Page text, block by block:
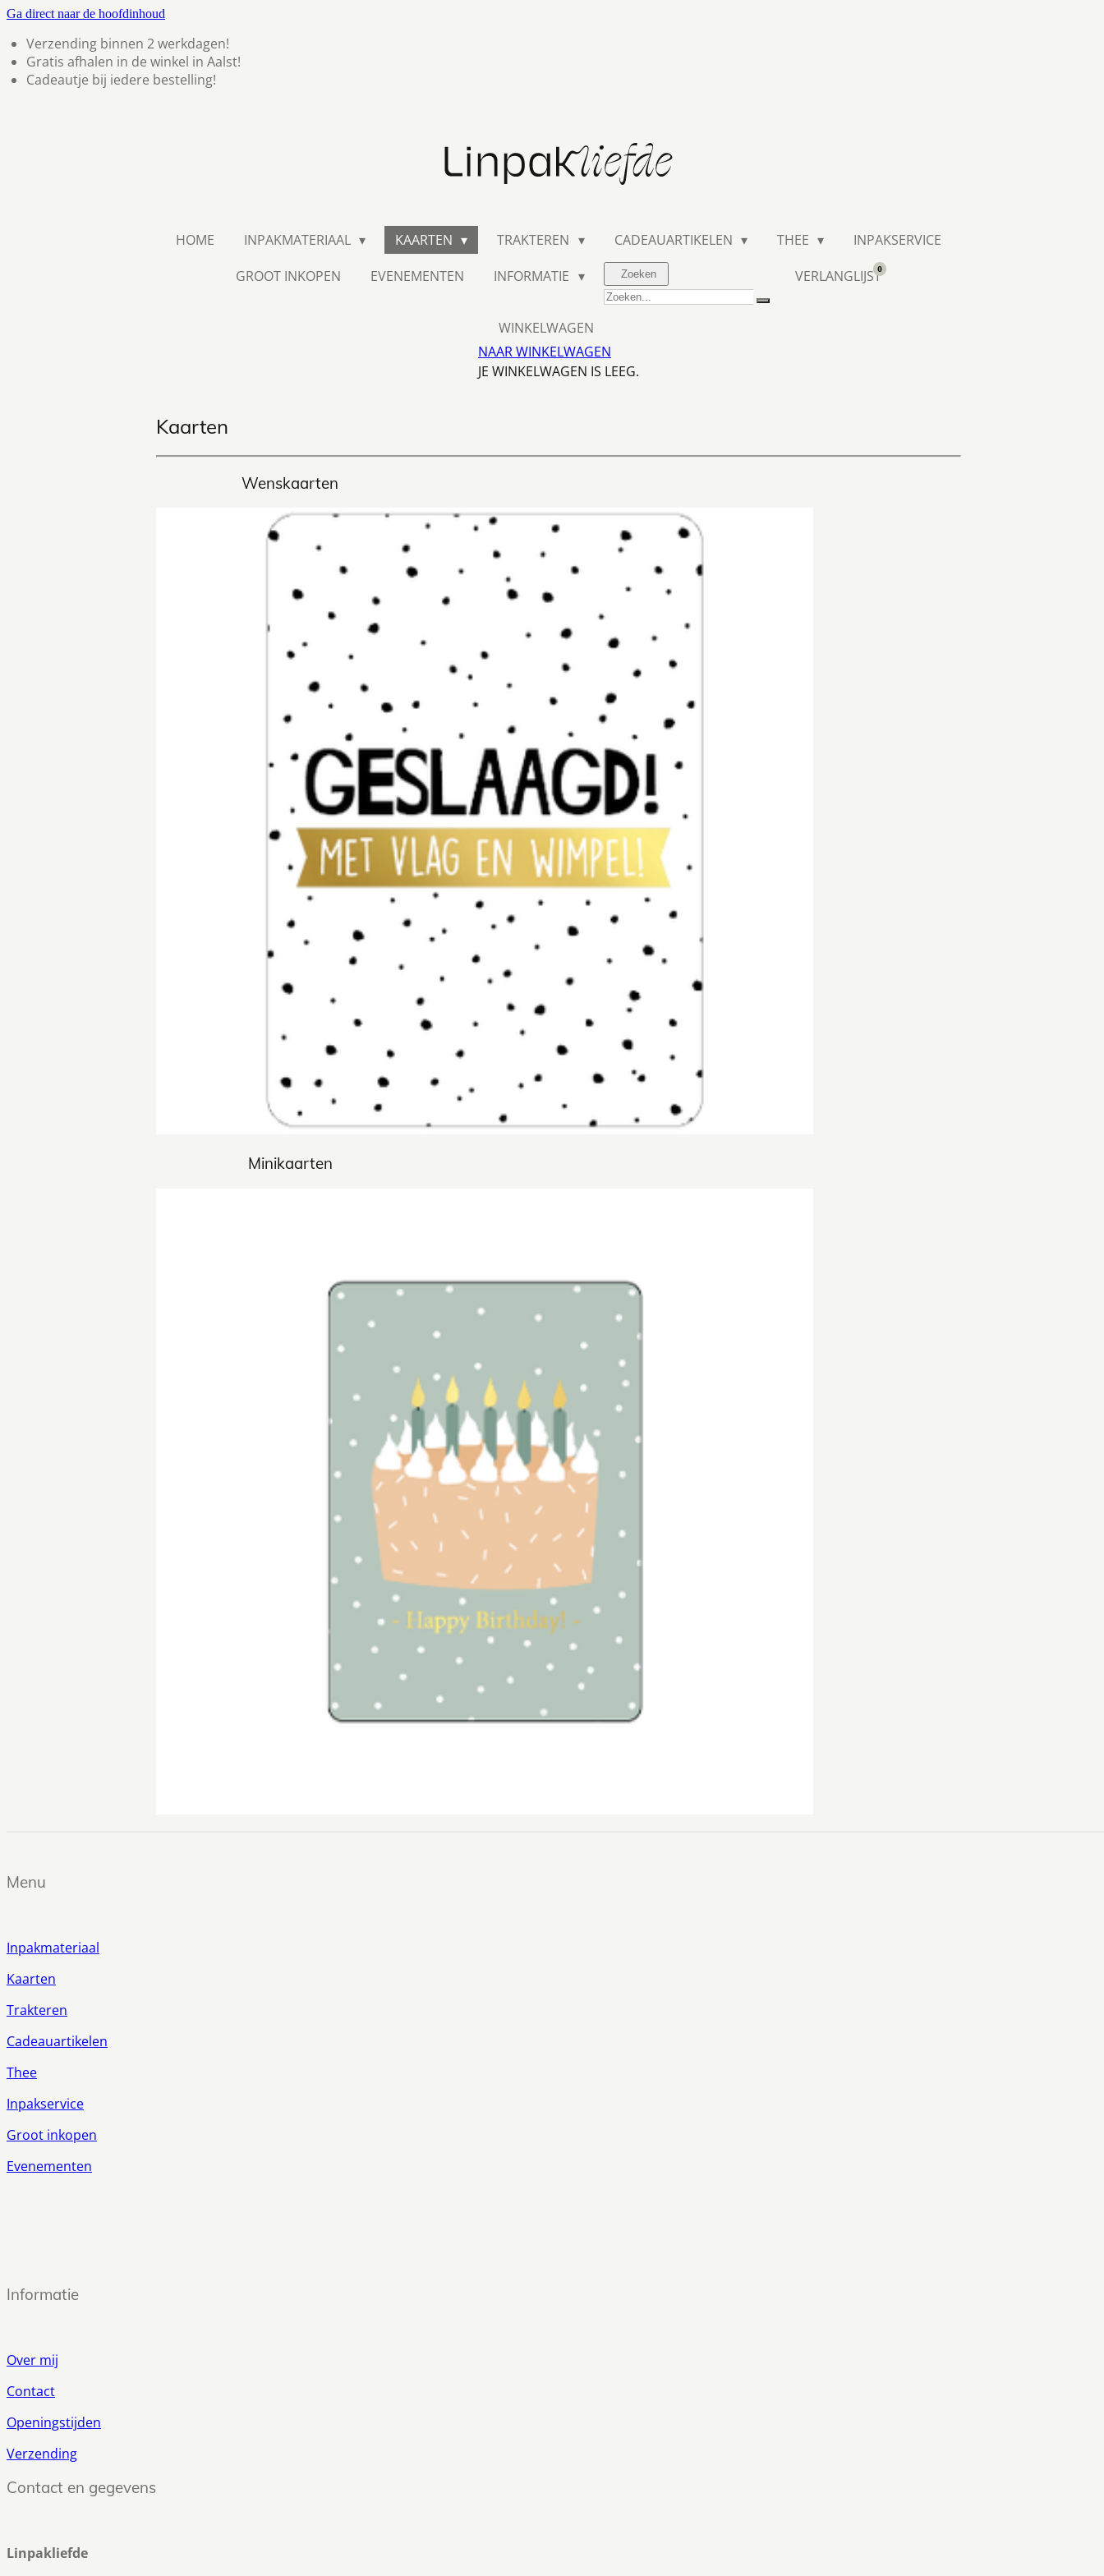
Ga direct naar de hoofdinhoud
Verzending binnen 2 werkdagen!
Gratis afhalen in de winkel in Aalst!
Cadeautje bij iedere bestelling!
HOME INPAKMATERIAAL KAARTEN TRAKTEREN CADEAUARTIKELEN THEE
INPAKSERVICE
GROOT INKOPEN
EVENEMENTEN INFORMATIE Zoeken 0
VERLANGLIJST
WINKELWAGEN
NAAR WINKELWAGEN
JE WINKELWAGEN IS LEEG.
Kaarten
Wenskaarten
Minikaarten
Menu
Inpakmateriaal
Kaarten
Trakteren
Cadeauartikelen
Thee
Inpakservice
Groot inkopen
Evenementen
Informatie
Over mij
Contact
Openingstijden
Verzending
Contact en gegevens
Linpakliefde